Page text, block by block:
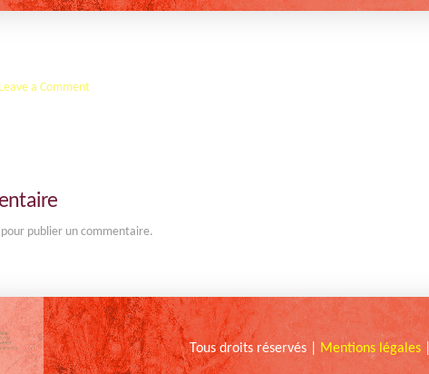
Leave a Comment
publier un commentaire.
Tous droits réservés | Mentions légales